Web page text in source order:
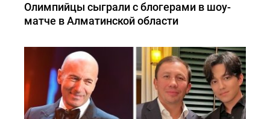
Олимпийцы сыграли с блогерами в шоу-
матче в Алматинской области